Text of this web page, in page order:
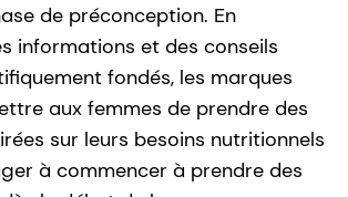
de préconception. En
informations et des conseils
fondés, les marques
aux femmes de prendre des
sur leurs besoins nutritionnels
à commencer à prendre des